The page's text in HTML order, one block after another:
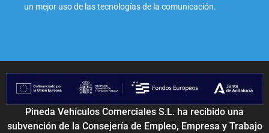
un mejor uso de las tecnologías de la comunicación.
Pineda Vehículos Comerciales S.L. ha recibido una
subvención de la Consejería de Empleo, Empresa y Trabajo